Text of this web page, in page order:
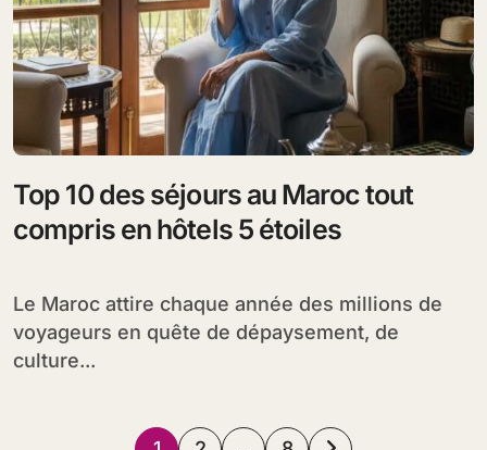
Top 10 des séjours au Maroc tout
compris en hôtels 5 étoiles
Le Maroc attire chaque année des millions de
voyageurs en quête de dépaysement, de
culture...